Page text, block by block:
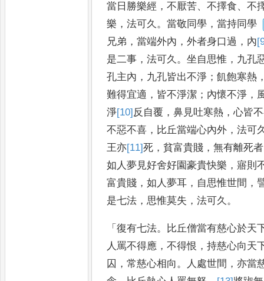
當日勝樂經 ，不厭苦、不擇食、不
樂 ，法可久。當敬同學 ，當持同學
兄弟 ，當端外內 ，外者身口過 ， 內
是二事 ，法可久。坐自思惟 ， 九孔
孔主內 ， 九孔皆出不淨 ；飢飽寒熱
難得宜適 ， 皆不淨潔 ； 內懷不淨 ，
淨[10] 反 自覆 ，鼻見吐寒熱 ，心皆
不惡不喜 ， 比丘當端心內外 ，法可
王亦[11]死 ，貧富貴賤 ，無有離死者
如人夢見好舍好園豪貴快樂 ，寤則
富貴賤 ，如人夢耳 ， 自思惟世間 ，
是七法 ，思惟莫失 ，法可久。
「復有七法。
比丘僧當有慈心於天
人罵不得應 ，不得恨 ，持慈心向天
囚 ，常慈心相向。 人處世間 ，亦當